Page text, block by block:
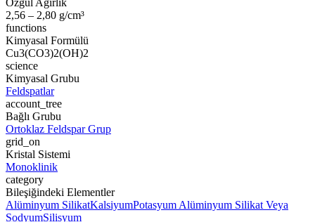
Özgül Ağırlık
2,56 – 2,80 g/cm³
functions
Kimyasal Formülü
Cu3(CO3)2(OH)2
science
Kimyasal Grubu
Feldspatlar
account_tree
Bağlı Grubu
Ortoklaz Feldspar Grup
grid_on
Kristal Sistemi
Monoklinik
category
Bileşiğindeki Elementler
Alüminyum SilikatKalsiyumPotasyum Alüminyum Silikat Veya
SodyumSilisyum